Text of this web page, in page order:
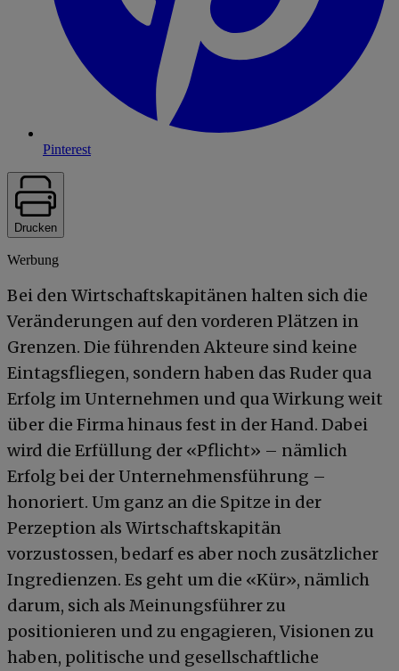
Pinterest
Drucken
Werbung
Bei den Wirtschaftskapitänen halten sich die
Veränderungen auf den vorderen Plätzen in
Grenzen. Die führenden Akteure sind keine
Eintagsfliegen, sondern haben das Ruder qua
Erfolg im Unternehmen und qua Wirkung weit
über die Firma hinaus fest in der Hand. Dabei
wird die Erfüllung der «Pflicht» – nämlich
Erfolg bei der Unternehmensführung –
honoriert. Um ganz an die Spitze in der
Perzeption als Wirtschaftskapitän
vorzustossen, bedarf es aber noch zusätzlicher
Ingredienzen. Es geht um die «Kür», nämlich
darum, sich als Meinungsführer zu
positionieren und zu engagieren, Visionen zu
haben, politische und gesellschaftliche